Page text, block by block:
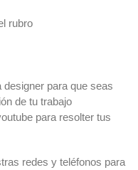
rubro
para que seas
de tu trabajo
para resolter tus
redes y teléfonos para